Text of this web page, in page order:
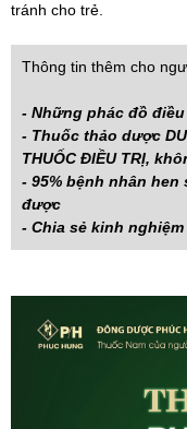
tránh cho trẻ.
Thông tin thêm cho
- Những phác đồ
- Thuốc thảo dược
THUỐC ĐIỀU TRỊ,
- 95% bệnh nhân
được
- Chia sẻ kinh